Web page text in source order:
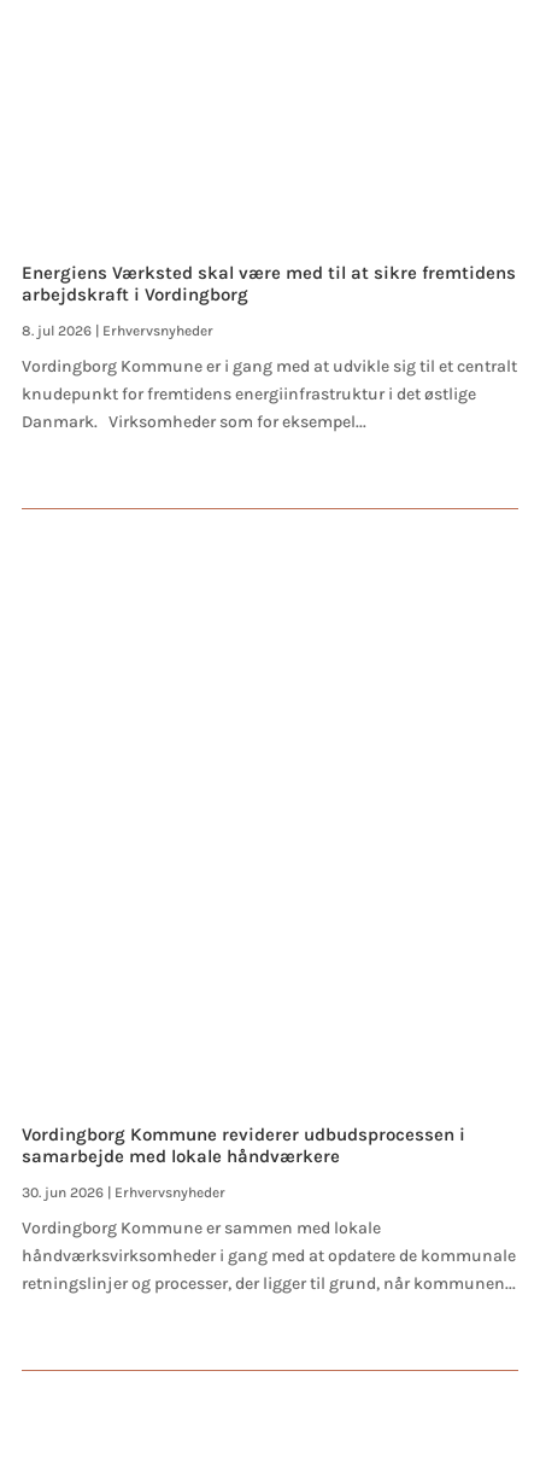
Energiens Værksted skal være med til at sikre fremtidens
arbejdskraft i Vordingborg
8. jul 2026| Erhvervsnyheder
Vordingborg Kommune er i gang med at udvikle sig til et centralt
knudepunkt for fremtidens energiinfrastruktur i det østlige
Danmark. Virksomheder som for eksempel...
Vordingborg Kommune reviderer udbudsprocessen i
samarbejde med lokale håndværkere
30. jun 2026| Erhvervsnyheder
Vordingborg Kommune er sammen med lokale
håndværksvirksomheder i gang med at opdatere de kommunale
retningslinjer og processer, der ligger til grund, når kommunen...